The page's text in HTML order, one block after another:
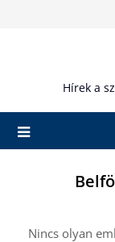
Hírek a
Nincs olyan